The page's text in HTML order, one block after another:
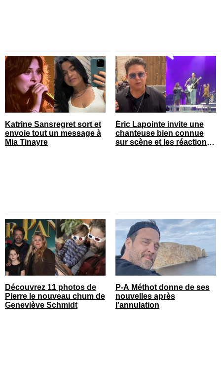
Katrine Sansregret sort et
envoie tout un message à
Mia Tinayre
Éric Lapointe invite une
chanteuse bien connue
sur scène et les réactions
Découvrez 11 photos de
Pierre le nouveau chum de
Geneviève Schmidt
P-A Méthot donne de ses
nouvelles après
l’annulation